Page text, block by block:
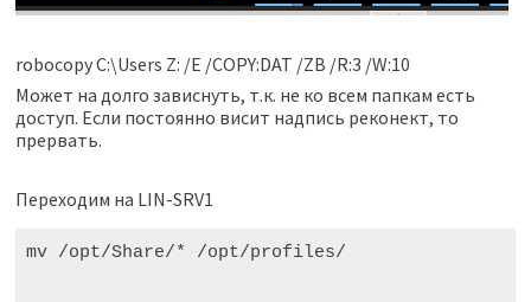
robocopy C:\Users Z: /E /COPY:DAT /ZB /R:3 /W:10
Может на долго зависнуть, т.к. не ко всем папкам есть
доступ. Если постоянно висит надпись реконект, то
прервать.
Переходим на LIN-SRV1
mv /opt/Share/* /opt/profiles/